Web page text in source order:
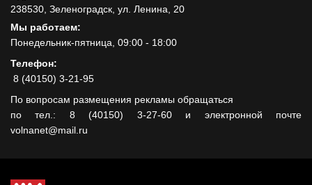
238530, Зеленоградск, ул. Ленина, 20
Мы работаем:
Понедельник-пятница, 09:00 - 18:00
Телефон:
8 (40150) 3-21-95
По вопросам размещения рекламы обращаться
по тел.: 8 (40150) 3-27-60 и электронной почте
volnanet@mail.ru